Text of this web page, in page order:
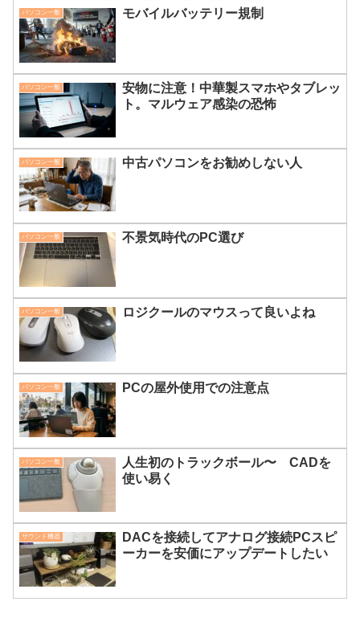
パソコン一般 モバイルバッテリー規制
パソコン一般
安物に注意！中華製スマホやタブレッ
ト。マルウェア感染の恐怖
パソコン一般 中古パソコンをお勧めしない人
パソコン一般 不景気時代のPC選び
パソコン一般 ロジクールのマウスって良いよね
パソコン一般 PCの屋外使用での注意点
パソコン一般
人生初のトラックボール〜 CADを
使い易く
サウンド機器
DACを接続してアナログ接続PCスピ
ーカーを安価にアップデートしたい